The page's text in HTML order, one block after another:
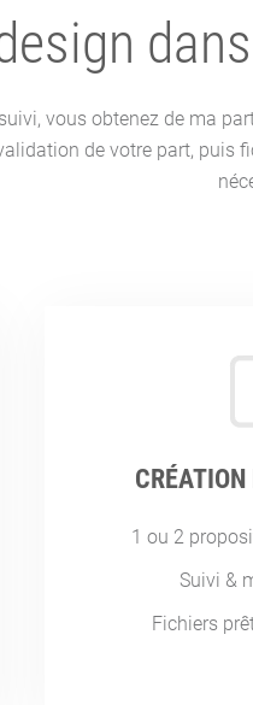
vous obtenez de ma
de votre part, puis
1 ou 2
Suivi &
Fichiers